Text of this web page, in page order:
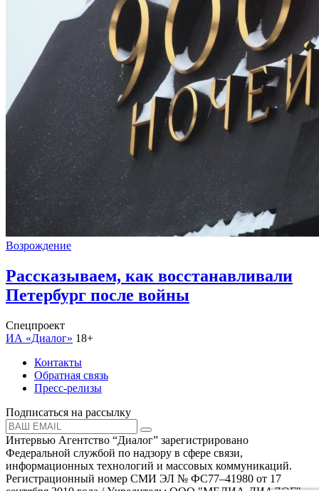
Возрождение
Рассказываем, как восстанавливали
Петербург после войны
Спецпроект
ИА «Диалог» 18+
Контакты
Обратная связь
Пресс-релизы
Подписаться на рассылку
Интервью Агентство “Диалог” зарегистрировано
Федеральной службой по надзору в сфере связи,
информационных технологий и массовых коммуникаций.
Регистрационный номер СМИ ЭЛ № ФС77–41980 от 17